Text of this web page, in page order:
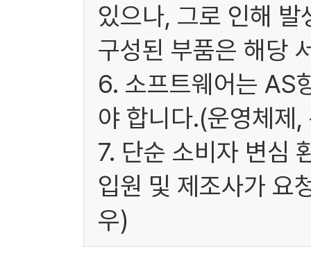
있으나, 그로 인해
구성된 부품은 해당
6. 소프트웨어는 AS
야 합니다.(운영체제
7. 단순 소비자 변심
입원 및 제조사가 요
우)